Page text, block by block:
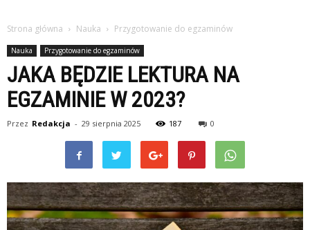
Strona główna Nauka Przygotowanie do egzaminów
Nauka Przygotowanie do egzaminów
JAKA BĘDZIE LEKTURA NA
EGZAMINIE W 2023?
Przez Redakcja - 29 sierpnia 2025 187 0